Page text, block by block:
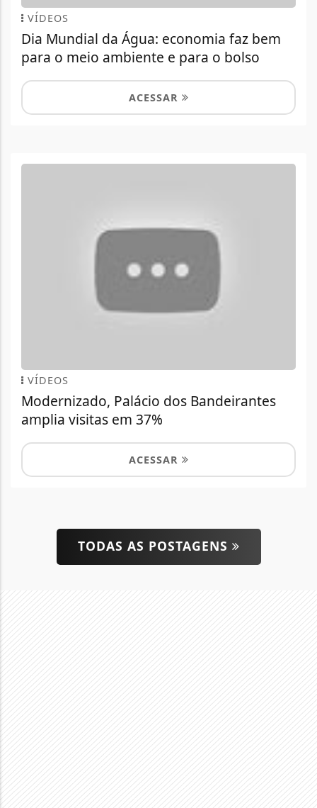
VÍDEOS
Dia Mundial da Água: economia faz bem
para o meio ambiente e para o bolso
ACESSAR
VÍDEOS
Modernizado, Palácio dos Bandeirantes
amplia visitas em 37%
ACESSAR
TODAS AS POSTAGENS